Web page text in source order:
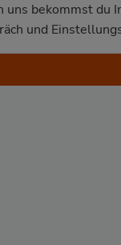
bekommst du
und